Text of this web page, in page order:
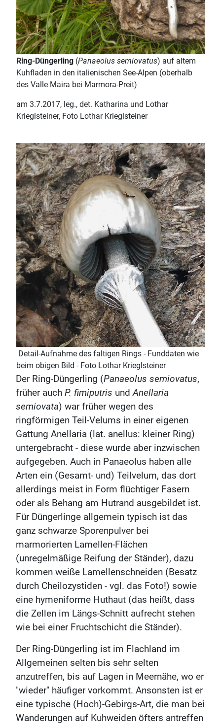
Ring-Düngerling (Panaeolus semiovatus) auf altem
Kuhfladen in den italienischen See-Alpen (oberhalb
des Valle Maira bei Marmora-Preit)
am 3.7.2017, leg., det. Katharina und Lothar
Krieglsteiner, Foto Lothar Krieglsteiner
Detail-Aufnahme des faltigen Rings - Funddaten wie
beim obigen Bild - Foto Lothar Krieglsteiner
Der Ring-Düngerling (Panaeolus semiovatus,
früher auch P. fimiputris undAnellaria
semiovata) war früher wegen des
ringförmigen Teil-Velums in einer eigenen
Gattung Anellaria (lat. anellus: kleiner Ring)
untergebracht - diese wurde aber inzwischen
aufgegeben. Auch in Panaeolus haben alle
Arten ein (Gesamt- und) Teilvelum, das dort
allerdings meist in Form flüchtiger Fasern
oder als Behang am Hutrand ausgebildet ist.
Für Düngerlinge allgemein typisch ist das
ganz schwarze Sporenpulver bei
marmorierten Lamellen-Flächen
(unregelmäßige Reifung der Ständer), dazu
kommen weiße Lamellenschneiden (Besatz
durch Cheilozystiden - vgl. das Foto!) sowie
eine hymeniforme Huthaut (das heißt, dass
die Zellen im Längs-Schnitt aufrecht stehen
wie bei einer Fruchtschicht die Ständer).
Der Ring-Düngerling ist im Flachland im
Allgemeinen selten bis sehr selten
anzutreffen, bis auf Lagen in Meernähe, wo er
"wieder" häufiger vorkommt. Ansonsten ist er
eine typische (Hoch)-Gebirgs-Art, die man bei
Wanderungen auf Kuhweiden öfters antreffen